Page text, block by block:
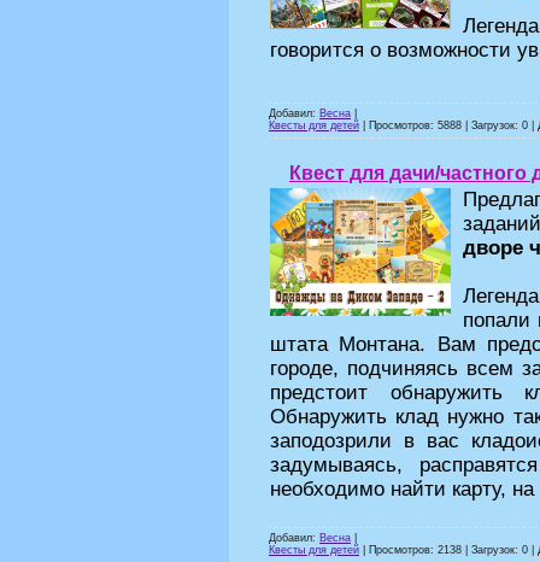
говорится о возможности
Добавил: Весна
Квесты для детей | Просмотров: 5888 | Загрузок: 0
Квест для дачи/
дворе
попали
штата Монтана. Вам
городе, подчиняясь всем
предстоит обнаружить
Обнаружить клад нужно
заподозрили в вас
задумываясь,
необходимо найти карту,
Добавил: Весна
Квесты для детей | Просмотров: 2138 | Загрузок: 0